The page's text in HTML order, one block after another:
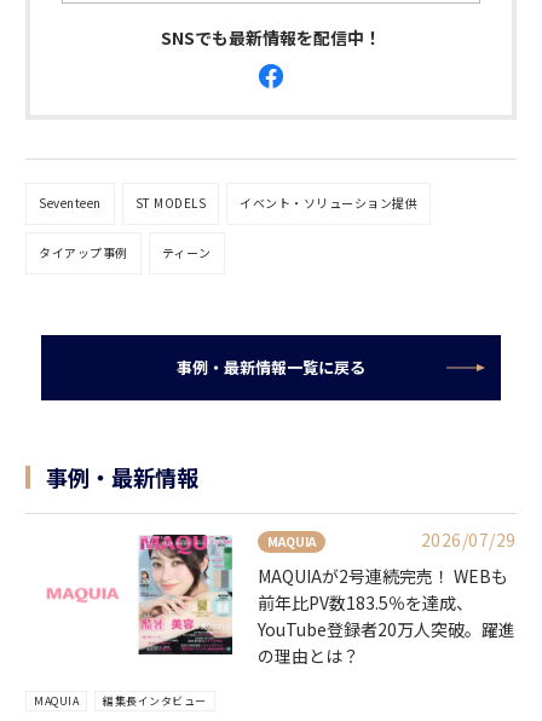
SNSでも最新情報を配信中！
Seventeen ST MODELS イベント・ソリューション提供
タイアップ事例 ティーン
事例・最新情報一覧に戻る
事例・最新情報
MAQUIA
2026/07/29
MAQUIAが2号連続完売！ WEBも
前年比PV数183.5％を達成、
YouTube登録者20万人突破。躍進
の理由とは？
MAQUIA 編集長インタビュー